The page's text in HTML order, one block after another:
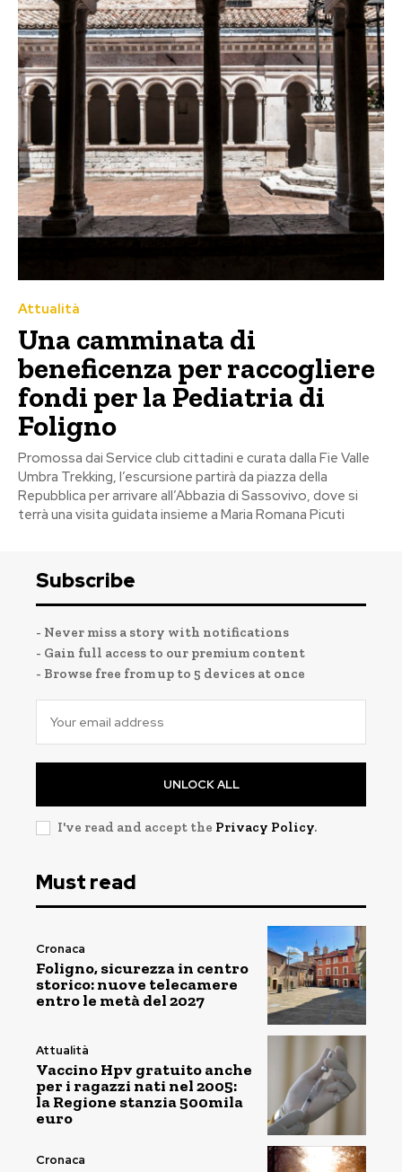
Attualità
Una camminata di
beneficenza per raccogliere
fondi per la Pediatria di
Foligno
Promossa dai Service club cittadini e curata dalla Fie Valle
Umbra Trekking, l’escursione partirà da piazza della
Repubblica per arrivare all’Abbazia di Sassovivo, dove si
terrà una visita guidata insieme a Maria Romana Picuti
Subscribe
- Never miss a story with notifications
- Gain full access to our premium content
- Browse free from up to 5 devices at once
UNLOCK ALL
I've read and accept the Privacy Policy.
Must read
Cronaca
Foligno, sicurezza in centro
storico: nuove telecamere
entro le metà del 2027
Attualità
Vaccino Hpv gratuito anche
per i ragazzi nati nel 2005:
la Regione stanzia 500mila
euro
Cronaca